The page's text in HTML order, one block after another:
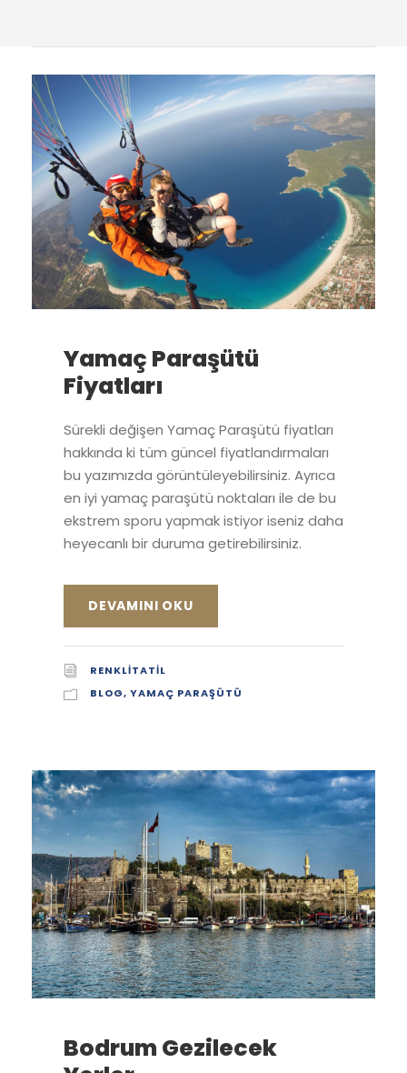
Yamaç Paraşütü
Fiyatları
Sürekli değişen Yamaç Paraşütü fiyatları
hakkında ki tüm güncel fiyatlandırmaları
bu yazımızda görüntüleyebilirsiniz. Ayrıca
en iyi yamaç paraşütü noktaları ile de bu
ekstrem sporu yapmak istiyor iseniz daha
heyecanlı bir duruma getirebilirsiniz.
DEVAMINI OKU
RENKLITATIL
BLOG, YAMAÇ PARAŞÜTÜ
Bodrum Gezilecek